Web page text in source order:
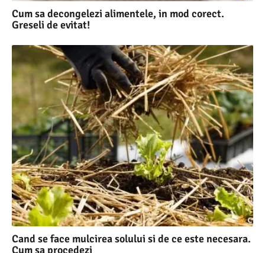
Cum sa decongelezi alimentele, in mod corect.
Greseli de evitat!
Cand se face mulcirea solului si de ce este necesara.
Cum sa procedezi